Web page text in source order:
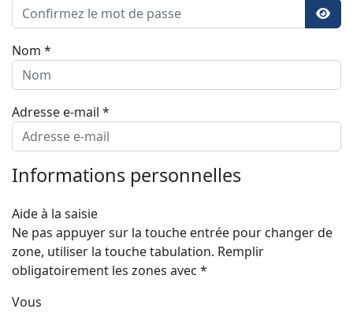
Nom *
Adresse e-mail *
Informations personnelles
Aide à la saisie
Ne pas appuyer sur la touche entrée pour changer de
zone, utiliser la touche tabulation. Remplir
obligatoirement les zones avec *
Vous